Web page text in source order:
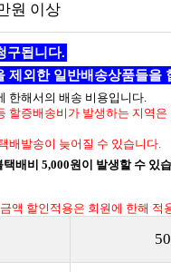
원 이상
구됩니다.
제외한 일반배송상품들을
한해서의 배송 비용입니다.
할증배송비가 발생하는 지역
배발송이 늦어질 수 있습니다.
배비 5,000원이 발생할 수 있
액 할인적용은 회원에 한해 적